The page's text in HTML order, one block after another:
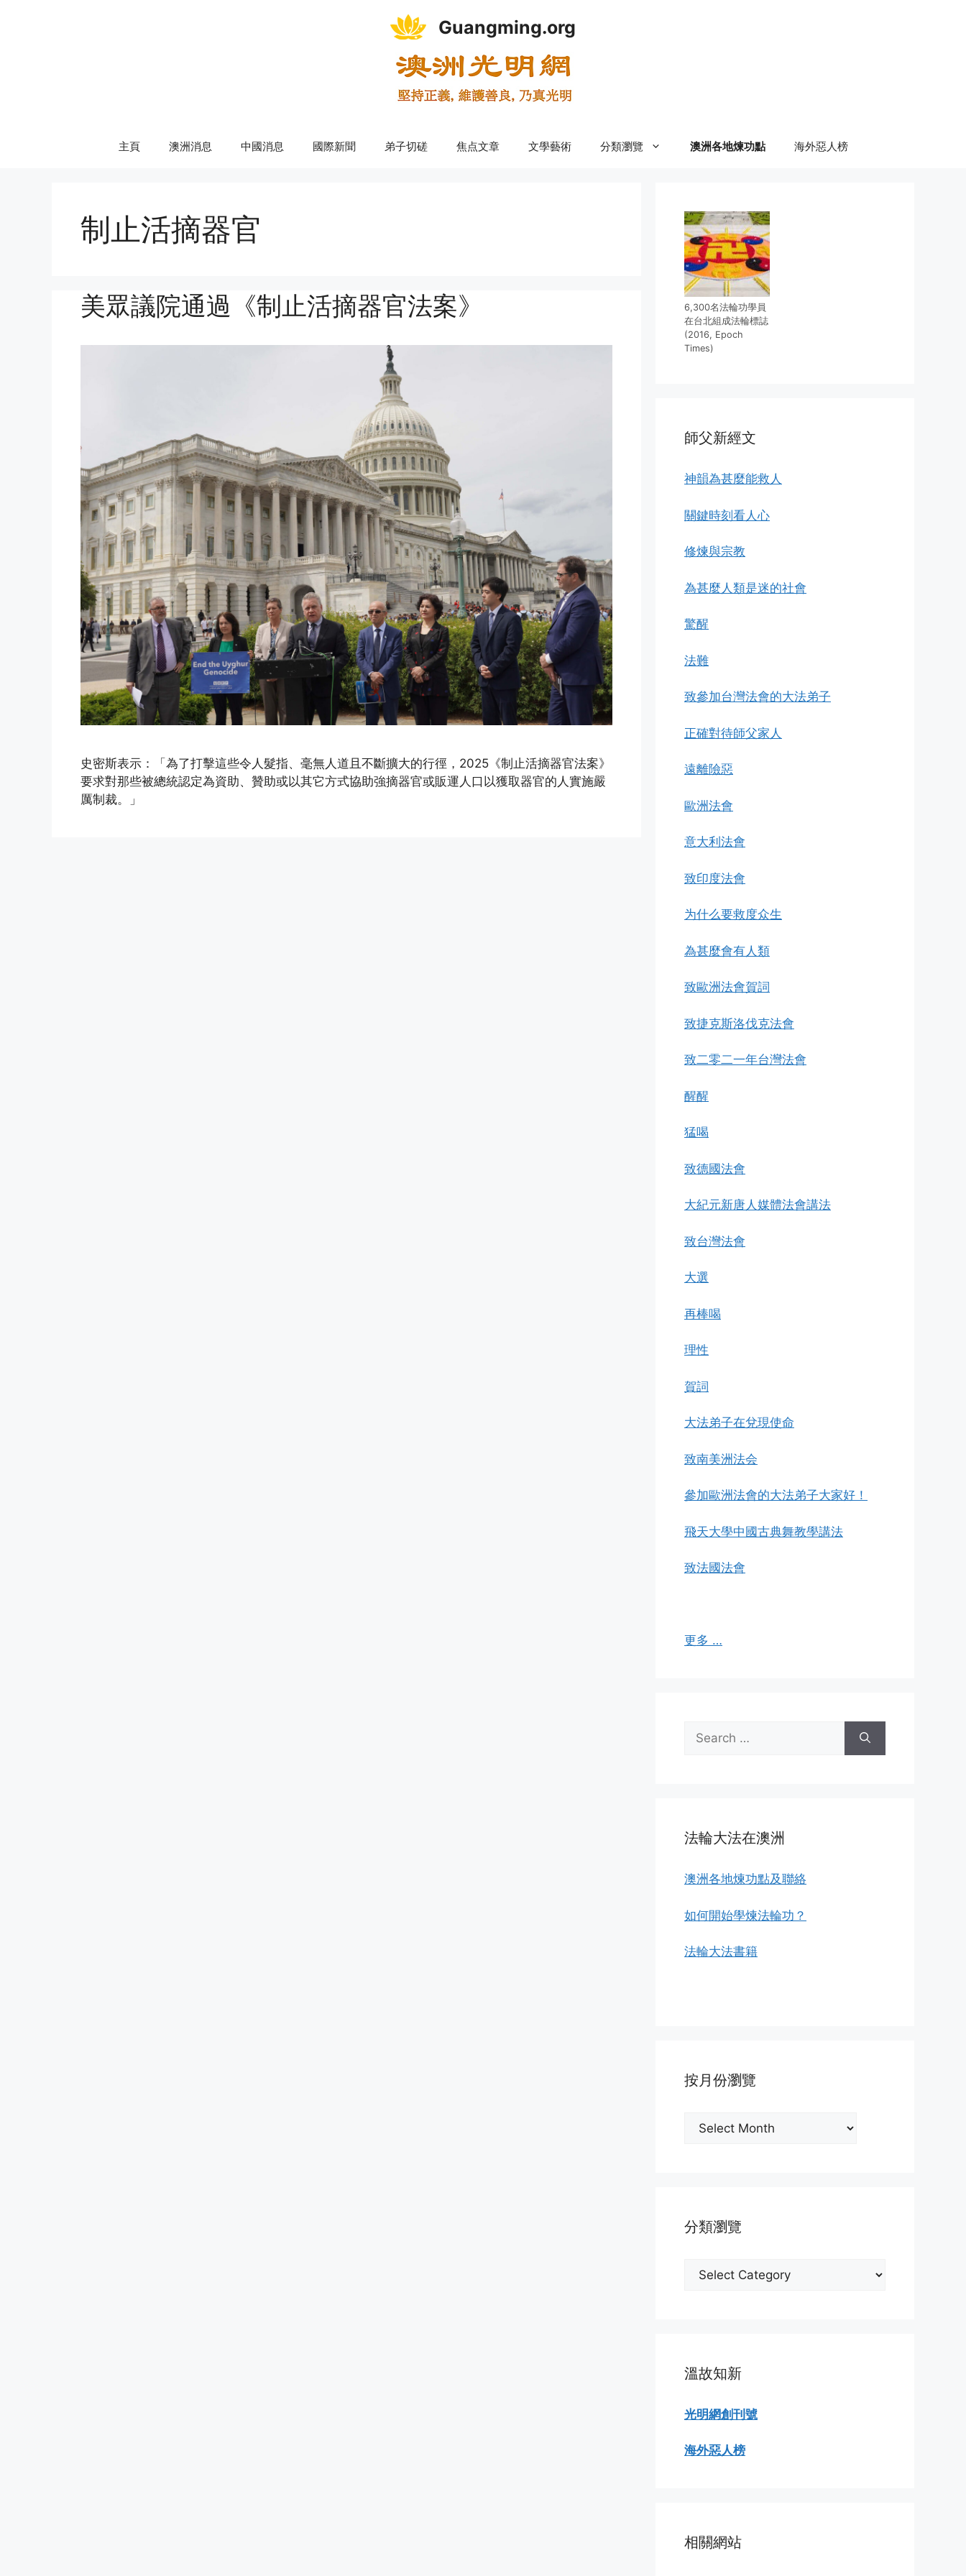
Guangming.org
主頁 澳洲消息 中國消息 國際新聞 弟子切磋 焦点文章 文學藝術 分類瀏覽 澳洲各地煉功點 海外惡人榜
制止活摘器官
美眾議院通過《制止活摘器官法案》
史密斯表示：「為了打擊這些令人髮指、毫無人道且不斷擴大的行徑，2025《制止活摘器官法案》
要求對那些被總統認定為資助、贊助或以其它方式協助強摘器官或販運人口以獲取器官的人實施嚴
厲制裁。」
6,300名法輪功學員
在台北組成法輪標誌
(2016, Epoch
Times)
師父新經文
神韻為甚麼能救人
關鍵時刻看人心
修煉與宗教
為甚麼人類是迷的社會
驚醒
法難
致參加台灣法會的大法弟子
正確對待師父家人
遠離險惡
歐洲法會
意大利法會
致印度法會
为什么要救度众生
為甚麼會有人類
致歐洲法會賀詞
致捷克斯洛伐克法會
致二零二一年台灣法會
醒醒
猛喝
致德國法會
大紀元新唐人媒體法會講法
致台灣法會
大選
再棒喝
理性
賀詞
大法弟子在兌現使命
致南美洲法会
參加歐洲法會的大法弟子大家好！
飛天大學中國古典舞教學講法
致法國法會
更多 …
Search
for:
法輪大法在澳洲
澳洲各地煉功點及聯絡
如何開始學煉法輪功？
法輪大法書籍
按月份瀏覽
分類瀏覽
溫故知新
光明網創刊號
海外惡人榜
相關網站